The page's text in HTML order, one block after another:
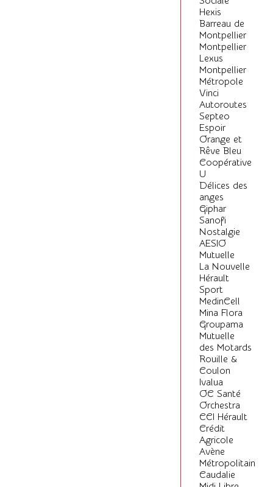
Hexis
Barreau de
Montpellier
Montpellier
Lexus
Montpellier
Métropole
Vinci
Autoroutes
Septeo
Espoir
Orange et
Rêve Bleu
Coopérative
U
Délices des
anges
Giphar
Sanofi
Nostalgie
AESIO
Mutuelle
La Nouvelle
Hérault
Sport
MedinCell
Mina Flora
Groupama
Mutuelle
des Motards
Rouille &
Coulon
Ivalua
OC Santé
Orchestra
CCI Hérault
Crédit
Agricole
Avène
Métropolitain
Caudalie